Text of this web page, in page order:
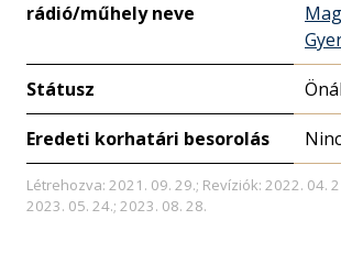
rádió/műhely neve
Státusz
Eredeti korhatári besorolás
Létrehozva: 2021. 09. 29.; Revíziók: 2022. 04.
2023. 05. 24.; 2023. 08. 28.